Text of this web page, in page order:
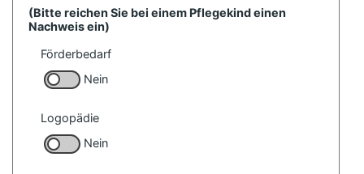
(Bitte reichen Sie bei einem Pflegekind einen
Nachweis ein)
Förderbedarf
Nein
Logopädie
Nein